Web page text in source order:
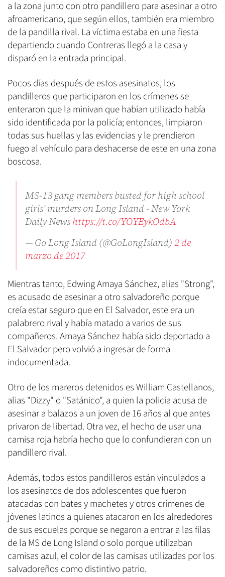
a la zona junto con otro pandillero para asesinar a otro
afroamericano, que según ellos, también era miembro
de la pandilla rival. La víctima estaba en una fiesta
departiendo cuando Contreras llegó a la casa y
disparó en la entrada principal.
Pocos días después de estos asesinatos, los
pandilleros que participaron en los crímenes se
enteraron que la minivan que habían utilizado había
sido identificada por la policía; entonces, limpiaron
todas sus huellas y las evidencias y le prendieron
fuego al vehículo para deshacerse de este en una zona
boscosa.
MS-13 gang members busted for high school
girls' murders on Long Island - New York
Daily Newshttps://t.co/YOYEykOdbA
— Go Long Island (@GoLongIsland)2 de
marzo de 2017
Mientras tanto, Edwing Amaya Sánchez, alias "Strong",
es acusado de asesinar a otro salvadoreño porque
creía estar seguro que en El Salvador, este era un
palabrero rival y había matado a varios de sus
compañeros. Amaya Sánchez había sido deportado a
El Salvador pero volvió a ingresar de forma
indocumentada.
Otro de los mareros detenidos es William Castellanos,
alias "Dizzy" o "Satánico", a quien la policía acusa de
asesinar a balazos a un joven de 16 años al que antes
privaron de libertad. Otra vez, el hecho de usar una
camisa roja habría hecho que lo confundieran con un
pandillero rival.
Además, todos estos pandilleros están vinculados a
los asesinatos de dos adolescentes que fueron
atacadas con bates y machetes y otros crímenes de
jóvenes latinos a quienes atacaron en los alrededores
de sus escuelas porque se negaron a entrar a las filas
de la MS de Long Island o solo porque utilizaban
camisas azul, el color de las camisas utilizadas por los
salvadoreños como distintivo patrio.